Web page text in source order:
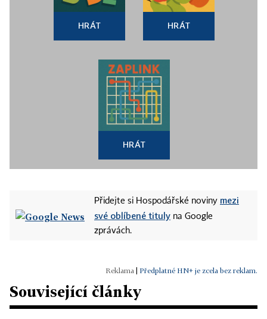
HRÁT HRÁT
HRÁT
Přidejte si Hospodářské noviny mezi
své oblíbené tituly na Google
zprávách.
Předplatné HN+ je zcela bez reklam.
Související články